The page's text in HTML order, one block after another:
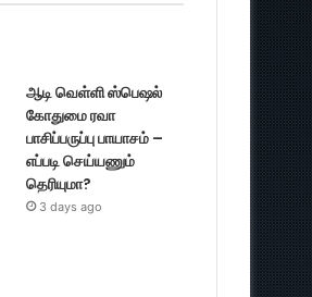
ஆடி வெள்ளி ஸ்பெஷல்
கோதுமை ரவா
பாசிப்பருப்பு பாயாசம் –
எப்படி செய்யணும்
தெரியுமா?
3 days ago